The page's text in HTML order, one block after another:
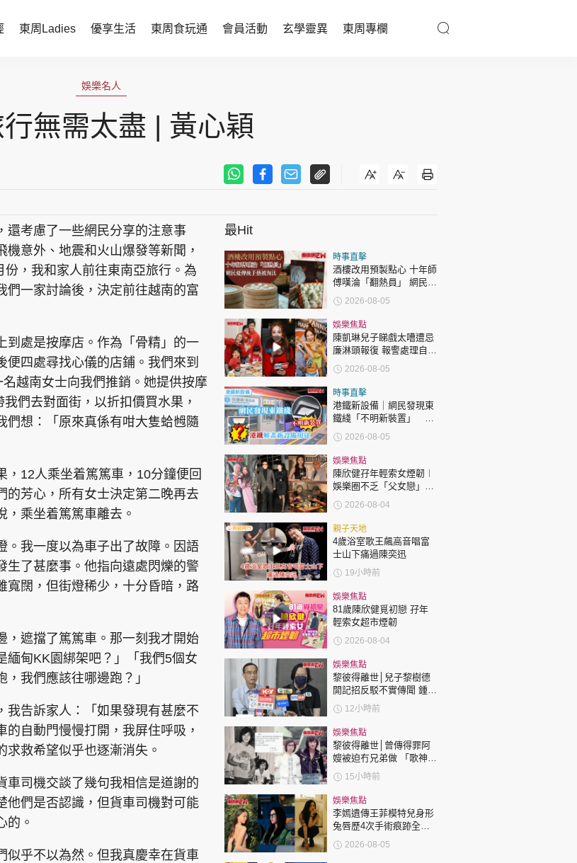
東周Ladies 優享生活 東周食玩通 會員活動 玄學靈異 東周專欄
東周Ladies
談情說性
時尚生活
與寵同行
玄學靈異
東勝運程
智富天下 李居明
緣來有理 麥玲玲
鬼靈精怪 威師兄
娛樂名人
文化藝術
時政財經
健康生活
飲食旅遊
場 星島頭條 星島日報 頭條日報 星島環球 The Standard 親子王
明 Copyright © 東周網 版權所有 . 不得轉載 ©Eastweek.com.hk. All rights reserved.
娛樂名人
無需太盡 | 黃心穎
還考慮了一些網民分享的注意事
意外、地震和火山爆發等新聞，
，我和家人前往東南亞旅行。為
們一家討論後，決定前往越南的富
到處是按摩店。作為「骨精」的一
四處尋找心儀的店鋪。我們來到
越南女士向我們推銷。她提供按摩
們去對面街，以折扣價買水果，
們想：「原來真係有咁大隻蛤乸隨
12人乘坐着篤篤車，10分鐘便回
的芳心，所有女士決定第二晚再去
乘坐着篤篤車離去。
。我一度以為車子出了故障。因語
生了甚麼事。他指向遠處閃爍的警
寬闊，但街燈稀少，十分昏暗，路
，遮擋了篤篤車。那一刻我才開始
緬甸KK園綁架吧？」「我們5個女
我們應該往哪邊跑？」
我告訴家人：「如果發現有甚麼不
自動門慢慢打開，我屏住呼吸，
救希望似乎也逐漸消失。
車司機交談了幾句我相信是道謝的
他們是否認識，但貨車司機對可能
的。
似乎不以為然。但我真慶幸在貨車
最Hit
時事直擊
酒樓改用預製點心 十年師
傅嘆淪「翻熱員」 網民憂
傳統手藝被淘汰
2026-08-05
娛樂焦點
陳凱琳兒子睇戲太嘈遭忌
廉淋頭報復 報警處理自責
護子不力 歐錦棠陳倩揚齊
表態「媽媽有責任」
2026-08-05
時事直擊
港鐵新設備｜網民發現東
鐵綫「不明新裝置」 港
鐵解畫新設備用途
2026-08-05
娛樂焦點
陳欣健孖年輕索女煙韌︱
娛樂圈不乏「父女戀」
「爺孫戀」 年齡差距最大
達51歲 最受矚目有李龍
基謝賢
2026-08-04
親子天地
4歲浴室歌王飆高音唱富
士山下痛過陳奕迅
19小時前
娛樂焦點
81歲陳欣健覓初戀 孖年
輕索女超市煙韌
2026-08-04
娛樂焦點
黎彼得離世│兒子黎樹德
開記招反駁不實傳聞 鍾志
光代好友澄清：冇經濟問
題
12小時前
娛樂焦點
黎彼得離世│曾傳得罪阿
嫂被迫冇兄弟做 「歌神」
許冠傑親筆撰寫悼念忘友
15小時前
娛樂焦點
李嫣遺傳王菲模特兒身形
兔唇歷4次手術痕跡全消
變身美少女顏值升級
2026-08-05